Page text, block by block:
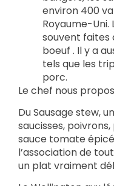
environ 400
Royaume-Uni.
souvent faites
boeuf . Il y a
tels que les
porc.
Le chef nous
Du Sausage stew,
saucisses,
sauce tomate
l’association de
un plat vraiment